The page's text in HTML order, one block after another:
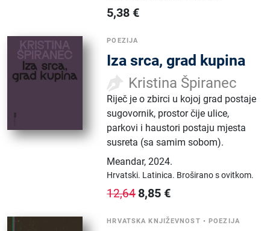
5,38 €
POEZIJA
Iza srca, grad kupina
Kristina Špiranec
Riječ je o zbirci u kojoj grad postaje
sugovornik, prostor čije ulice,
parkovi i haustori postaju mjesta
susreta (sa samim sobom).
Meandar,2024.
Hrvatski. Latinica. Broširano s ovitkom.
12,64 8,85 €
HRVATSKA KNJIŽEVNOST •POEZIJA